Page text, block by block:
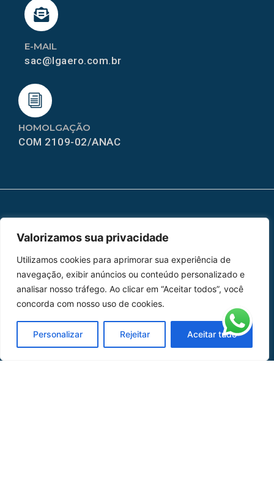
Valorizamos sua privacidade
Utilizamos cookies para aprimorar sua experiência de
navegação, exibir anúncios ou conteúdo personalizado e
analisar nosso tráfego. Ao clicar em “Aceitar todos”, você
concorda com nosso uso de cookies.
Personalizar Rejeitar Aceitar tudo
HOMOLGAÇÃO
COM 2109-02/ANAC
E-MAIL
sac@lgaero.com.br
Peças
Catálogo de Aplicações
Oficina de Mangueiras